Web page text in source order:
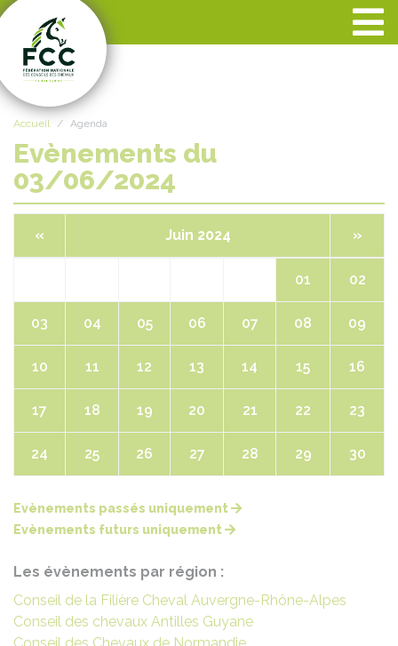
Accueil Agenda
Evènements du
03/06/2024
« Juin 2024 »
01 02
03 04 05 06 07 08 09
10 11 12 13 14 15 16
17 18 19 20 21 22 23
24 25 26 27 28 29 30
Evènements passés uniquement
Evènements futurs uniquement
Les évènements par région :
Conseil de la Filière Cheval Auvergne-Rhône-Alpes
Conseil des chevaux Antilles Guyane
Panneau de gestion des cookies